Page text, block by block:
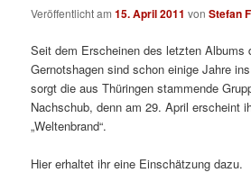
Veröffentlicht am15. April 2011 vonStefan
Seit dem Erscheinen des letzten Albums
Gernotshagen sind schon einige Jahre
sorgt die aus Thüringen stammende
Nachschub, denn am 29. April erscheint
„Weltenbrand“.
Hier erhaltet ihr eine Einschätzung dazu.